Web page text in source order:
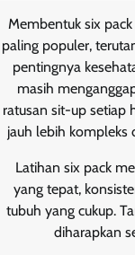
Membentuk six
paling populer,
pentingnya
masih
ratusan sit-up setiap
jauh lebih kompleks
Latihan six pack
yang tepat,
tubuh yang cukup.
diharapkan